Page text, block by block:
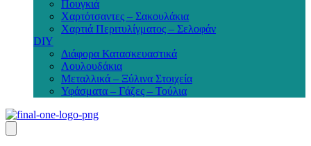
Πουγκιά
Χαρτότσαντες – Σακουλάκια
Χαρτιά Περιτυλίγματος – Σελοφάν
DIY
Διάφορα Κατασκευαστικά
Λουλουδάκια
Μεταλλικά – Ξύλινα Στοιχεία
Υφάσματα – Γάζες – Τούλια